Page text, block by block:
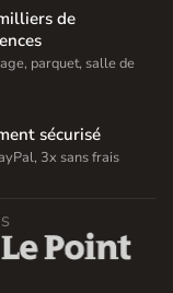
de
parquet, salle de
sécurisé
3x sans frais